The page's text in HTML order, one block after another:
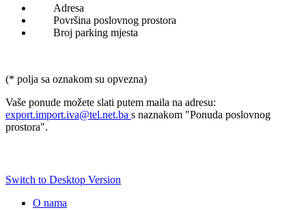
Adresa
Površina poslovnog prostora
Broj parking mjesta
(* polja sa oznakom su opvezna)
Vaše ponude možete slati putem maila na adresu:
export.import.iva@tel.net.ba s naznakom "Ponuda poslovnog
prostora".
Switch to Desktop Version
O nama